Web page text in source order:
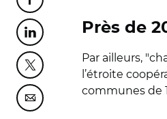
Partager cette page sur
Partager cette page sur
Partager cette page sur
Partager cette page sur
Près de
Par ailleurs,
l’étroite
communes de